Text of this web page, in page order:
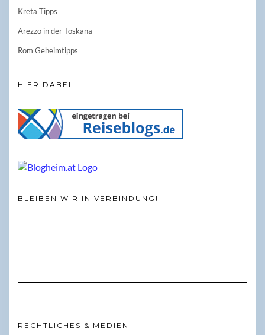
Kreta Tipps
Arezzo in der Toskana
Rom Geheimtipps
HIER DABEI
BLEIBEN WIR IN VERBINDUNG!
RECHTLICHES & MEDIEN